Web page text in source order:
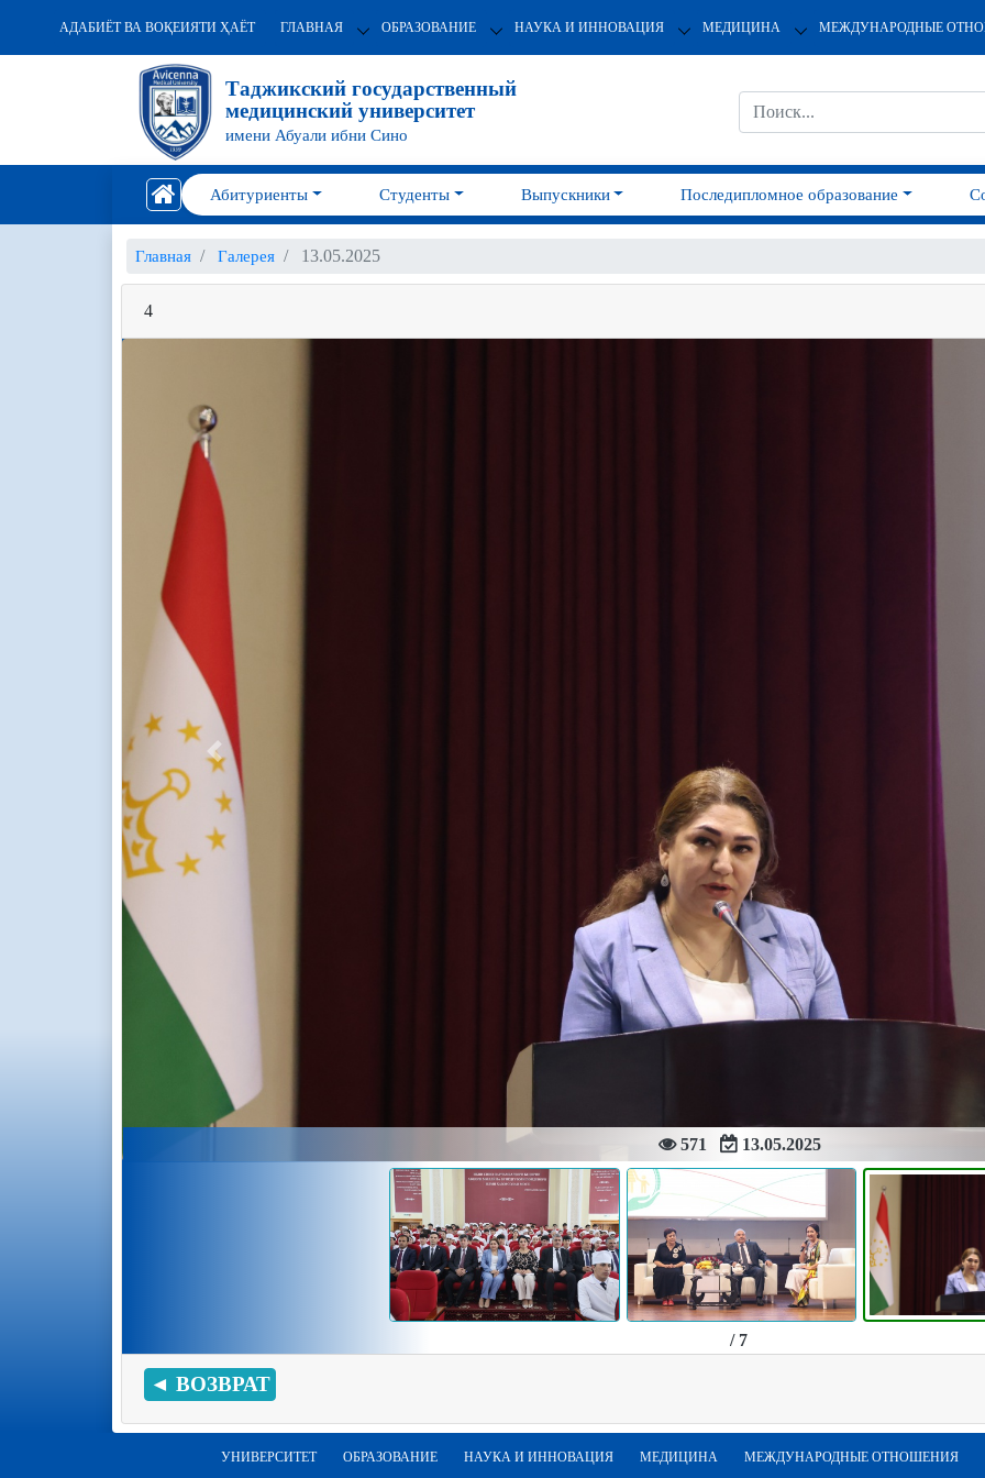
АДАБИЁТ ВА ВОҚЕИЯТИ ҲАЁТ ГЛАВНАЯ ОБРАЗОВАНИЕ НАУКА И ИННОВАЦИЯ МЕДИЦИНА МЕЖДУНАРОДНЫЕ
Таджикский государственный
медицинский университет
имени Абуали ибни Сино
Абитуриенты Студенты Выпускники Последипломное образование
Главная Галерея 13.05.2025
4
571 13.05.2025
Previous
/ 7
◄ ВОЗВРАТ
УНИВЕРСИТЕТ ОБРАЗОВАНИЕ НАУКА И ИННОВАЦИЯ МЕДИЦИНА МЕЖДУНАРОДНЫЕ ОТНОШЕНИЯ